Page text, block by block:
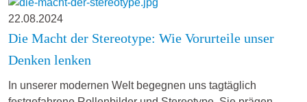
22.08.2024
Die Macht der Stereotype: Wie Vorurteile unser
Denken lenken
In unserer modernen Welt begegnen uns tagtäglich